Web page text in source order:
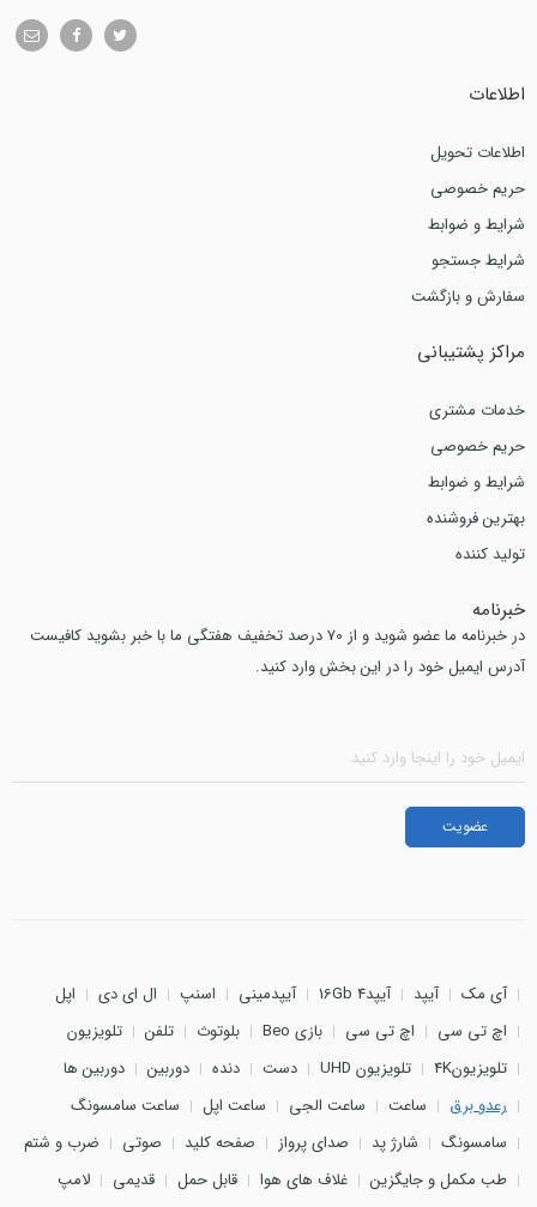
اطلاعات
اطلاعات تحویل
حریم خصوصی
شرایط و ضوابط
شرایط جستجو
سفارش و بازگشت
مراکز پشتیبانی
خدمات مشتری
حریم خصوصی
شرایط و ضوابط
بهترین فروشنده
تولید کننده
خبرنامه
در خبرنامه ما عضو شوید و از 70 درصد تخفیف هفتگی ما با خبر بشوید کافیست
آدرس ایمیل خود را در این بخش وارد کنید.
آی مک آیپد آیپد4 16Gb آیپدمینی اسنپ ال ای دی
اپل
اچ تی سی
اچ تی سی بازی Beo بلوتوث تلفن
تلویزیون
تلویزیون4K
تلویزیون UHD دست دنده دوربین
دوربین ها
رعدو برق
ساعت ساعت الجی ساعت اپل
ساعت سامسونگ
سامسونگ
شارژ پد صدای پرواز صفحه کلید صوتی
ضرب و شتم
طب مکمل و جایگزین
غلاف های هوا قابل حمل قدیمی
لامپ